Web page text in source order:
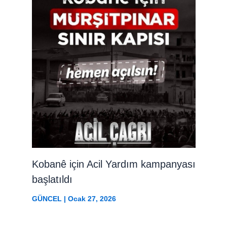
Kobanê için Acil Yardım kampanyası
başlatıldı
GÜNCEL | Ocak 27, 2026